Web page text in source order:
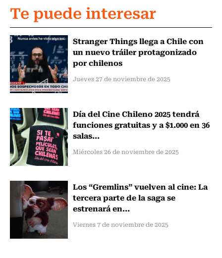
Te puede interesar
Stranger Things llega a Chile con
un nuevo tráiler protagonizado
por chilenos
Jueves 27 de noviembre de 2025
Día del Cine Chileno 2025 tendrá
funciones gratuitas y a $1.000 en 36
salas...
Miércoles 26 de noviembre de 2025
Los “Gremlins” vuelven al cine: La
tercera parte de la saga se
estrenará en...
Viernes 7 de noviembre de 2025